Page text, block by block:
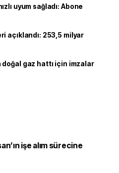
uyum sağladı: Abone
açıklandı: 253,5 milyar
doğal gaz hattı için imzalar
işe alım sürecine